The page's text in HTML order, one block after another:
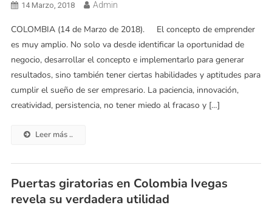
14 Marzo, 2018 Admin
COLOMBIA (14 de Marzo de 2018). El concepto de emprender
es muy amplio. No solo va desde identificar la oportunidad de
negocio, desarrollar el concepto e implementarlo para generar
resultados, sino también tener ciertas habilidades y aptitudes para
cumplir el sueño de ser empresario. La paciencia, innovación,
creatividad, persistencia, no tener miedo al fracaso y […]
Leer más ..
Puertas giratorias en Colombia Ivegas
revela su verdadera utilidad